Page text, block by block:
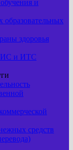
и
образовательных
здоровья
ИС и ИТС
средств